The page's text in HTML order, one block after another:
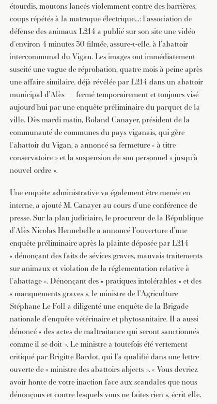
étourdis, moutons lancés violemment contre des barrières,
coups répétés à la matraque électrique…: l’association de
défense des animaux L214 a publié sur son site une vidéo
d’environ 4 minutes 30 filmée, assure-t-elle, à l’abattoir
intercommunal du Vigan. Les images ont immédiatement
suscité une vague de réprobation, quatre mois à peine après
une affaire similaire, déjà révélée par L214 dans un abattoir
municipal d’Alès — fermé temporairement et toujours visé
aujourd’hui par une enquête préliminaire du parquet de la
ville. Dès mardi matin, Roland Canayer, président de la
communauté de communes du pays viganais, qui gère
l’abattoir du Vigan, a annoncé sa fermeture « à titre
conservatoire » et la suspension de son personnel « jusqu’à
nouvel ordre ».
Une enquête administrative va également être menée en
interne, a ajouté M. Canayer au cours d’une conférence de
presse. Sur la plan judiciaire, le procureur de la République
d’Alès Nicolas Hennebelle a annoncé l’ouverture d’une
enquête préliminaire après la plainte déposée par L214
« dénonçant des faits de sévices graves, mauvais traitements
sur animaux et violation de la réglementation relative à
l’abattage ». Dénonçant des « pratiques intolérables » et des
« manquements graves », le ministre de l’Agriculture
Stéphane Le Foll a diligenté une enquête de la Brigade
nationale d’enquête vétérinaire et phytosanitaire. Il a aussi
dénoncé « des actes de maltraitance qui seront sanctionnés
comme il se doit ». Le ministre a toutefois été vertement
critiqué par Brigitte Bardot, qui l’a qualifié dans une lettre
ouverte de « ministre des abattoirs abjects ». « Vous devriez
avoir honte de votre inaction face aux scandales que nous
dénonçons et contre lesquels vous ne faites rien », écrit-elle.